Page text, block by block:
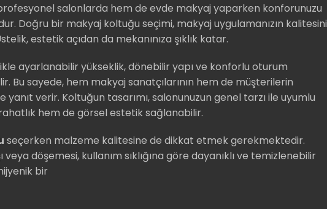
salonlarda hem de evde makyaj yaparken konforunuzu
Doğru bir makyaj koltuğu seçimi, makyaj uygulamanızın kalitesini
estetik açıdan da mekanınıza şıklık katar.
ayarlanabilir yükseklik, dönebilir yapı ve konforlu oturum
Bu sayede, hem makyaj sanatçılarının hem de müşterilerin
yanıt verir. Koltuğun tasarımı, salonunuzun genel tarzı ile uyumlu
hem de görsel estetik sağlanabilir.
seçerken malzeme kalitesine de dikkat etmek gerekmektedir.
veya döşemesi, kullanım sıklığına göre dayanıklı ve temizlenebilir
bir